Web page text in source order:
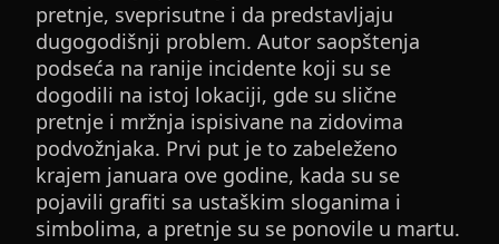
pretnje, sveprisutne i da predstavljaju
dugogodišnji problem. Autor saopštenja
podseća na ranije incidente koji su se
dogodili na istoj lokaciji, gde su slične
pretnje i mržnja ispisivane na zidovima
podvožnjaka. Prvi put je to zabeleženo
krajem januara ove godine, kada su se
pojavili grafiti sa ustaškim sloganima i
simbolima, a pretnje su se ponovile u martu.